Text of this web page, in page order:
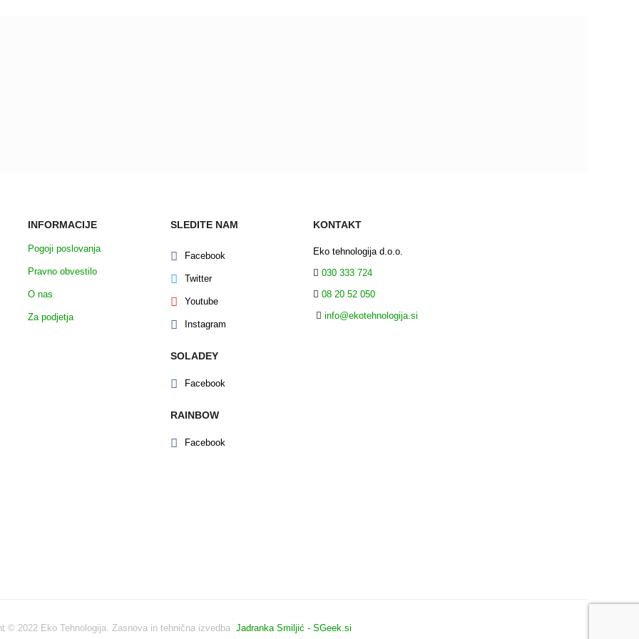
INFORMACIJE
Pogoji poslovanja
Pravno obvestilo
O nas
Za podjetja
SLEDITE NAM
Facebook
Twitter
Youtube
Instagram
SOLADEY
Facebook
RAINBOW
Facebook
KONTAKT
Eko tehnologija d.o.o.
030 333 724
08 20 52 050
info@ekotehnologija.si
© 2022 Eko Tehnologija. Zasnova in tehnična izvedba Jadranka Smiljić - SGeek.si